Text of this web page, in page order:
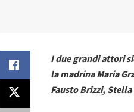
I due grandi attori
la madrina Maria
Fausto Brizzi,